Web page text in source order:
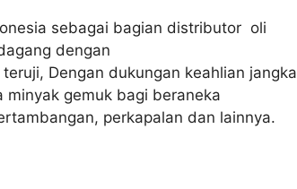
sebagai bagian distributor oli
dengan
Dengan dukungan keahlian jangka
minyak gemuk bagi beraneka
perkapalan dan lainnya.